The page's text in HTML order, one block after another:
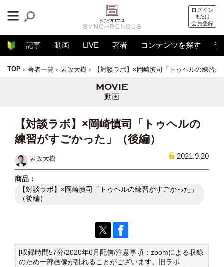
ログイン
または
会員登録
記事 動画 LIVE 著者 コンテンツを探す 音
TOP 著者一覧 岩政大樹 【対談ラボ】×岡崎慎司「トゥヘルの練習
動画
【対談ラボ】×岡崎慎司「トゥヘルの
練習がすごかった」（後編）
岩政大樹 2021.9.20
【対談ラボ】×岡崎慎司「トゥヘルの練習がすごかった」
（後編）
[収録時間57分/2020年6月配信/注意事項：zoomによる収録
のため一部画像が乱れることがございます。旧ラボ